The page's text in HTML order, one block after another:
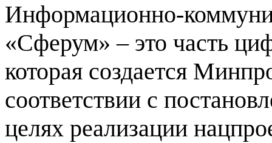
Информационно-
«Сферум» – это часть
которая создается
соответствии с
целях реализации